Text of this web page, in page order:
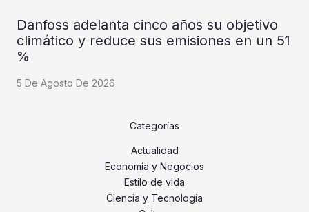
Danfoss adelanta cinco años su objetivo
climático y reduce sus emisiones en un 51
%
5 De Agosto De 2026
Categorías
Actualidad
Economía y Negocios
Estilo de vida
Ciencia y Tecnología